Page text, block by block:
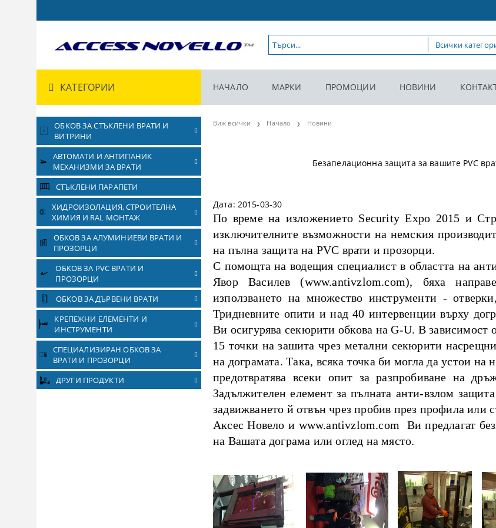
КАТЕГОРИИ НАЧАЛО МАРКИ ПРОМОЦИИ НОВИНИ
ОБКОВ ЗА СТЪКЛЕНИ ВРАТИ И
ВИТРИНИ
АВТОМАТИ И АНТИПАНИК
МЕХАНИЗМИ ЗА ВРАТИ
СТЪКЛЕНИ ПАРАПЕТИ
ХИДРОИЗОЛАЦИЯ, СТРОИТЕЛНА
ХИМИЯ И RAL МОНТАЖ
ОБКОВ ЗА АЛУМИНИЕВИ ВРАТИ И
ПРОЗОРЦИ
ОБКОВ ЗА PVC ВРАТИ И
ПРОЗОРЦИ
ОБКОВ ЗА ДЪРВЕНИ ВРАТИ
КРЕПЕЖНИ ЕЛЕМЕНТИ И
ИНСТРУМЕНТИ
СПЕЦИАЛИЗИРАН ОБКОВ ЗА
ВРАТИ И ПРОЗОРЦИ
ДРУГИ ПРОДУКТИ
Виж всички Начало Новини
Безапелационна защита за вашите PVC
Дата: 2015-03-30
По време на изложението Security Expo 2015 и
изключителните възможности на немския
на пълна защита на PVC врати и прозорци.
С помощта на водещия специалист в областта на
Явор Василев (www.antivzlom.com), бяха
използването на множество инструменти -
Тридневните опити и над 40 интервенции върху
Ви осигурява секюрити обкова на G-U. В зависимост
15 точки на зашита чрез метални секюрити
на дограмата. Така, всяка точка би могла да устои на
предотвратява всеки опит за разпробиване на
Задължителен елемент за пълната анти-взлом
задвижването й отвън чрез пробив през профила или
Аксес Новело и www.antivzlom.com Ви предлагат
на Вашата дограма или оглед на място.